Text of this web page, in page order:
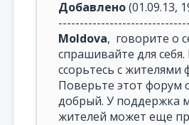
Добавлено(01.09.13,
Moldova, говорите о
спрашивайте для себя.
ссорьтесь с жителями
Поверьте этот форум
добрый. У поддержка
жителей может еще